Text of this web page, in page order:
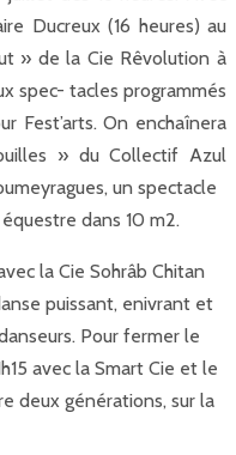
Ducreux (16 heures) au
» de la Cie Rêvolution à
spec- tacles programmés
Fest’arts. On enchaînera
» du Collectif Azul
un spectacle
dans 10 m2.
la Cie Sohrâb Chitan
puissant, enivrant et
Pour fermer le
avec la Smart Cie et le
deux générations, sur la